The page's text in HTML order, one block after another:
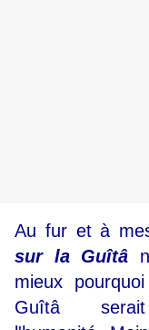
Au fur et à
sur la Guîtâ
mieux
Guîtâ